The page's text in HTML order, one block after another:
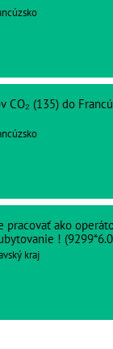
CO₂ (135) do
pracovať ako
!
kraj